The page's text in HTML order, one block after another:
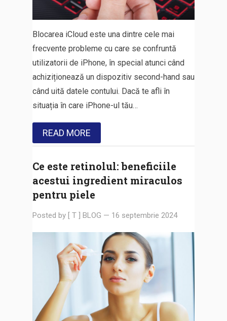
Blocarea iCloud este una dintre cele mai
frecvente probleme cu care se confruntă
utilizatorii de iPhone, în special atunci când
achiziționează un dispozitiv second-hand sau
când uită datele contului. Dacă te afli în
situația în care iPhone-ul tău…
READ MORE
Ce este retinolul: beneficiile
acestui ingredient miraculos
pentru piele
Posted by [ T ] BLOG — 16 septembrie 2024